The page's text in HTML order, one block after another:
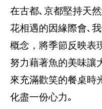
在古都､京都堅持天
花相遇的因緣際會､
概念，將季節反映表
努力藉著魚的美味讓
來充滿歡笑的餐桌時
化盡一份心力｡